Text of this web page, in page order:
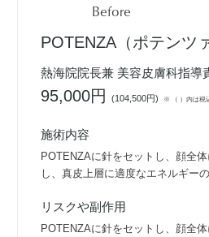
Before
POTENZA（ポテンツ
熱海院院長兼 美容皮膚科指導
95,000円(104,500円) ※ （ ）内は税
施術内容
POTENZAに針をセットし、顔全
し、真皮上層に適度なエネルギー
リスクや副作用
POTENZAに針をセットし、顔全